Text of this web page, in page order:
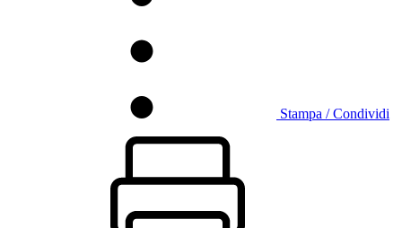
Stampa / Condividi